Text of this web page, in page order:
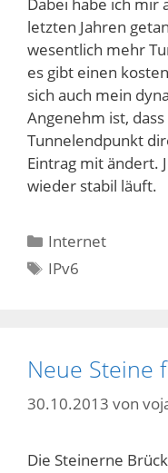
letzten Jahren
wesentlich mehr
es gibt einen
sich auch mein
Angenehm ist,
Tunnelendpunkt
Eintrag mit ändert.
wieder stabil läuft.
Kategorien
Internet
Schlagwörter
IPv6
Neue Steine
30.10.2013 von
Die Steinerne